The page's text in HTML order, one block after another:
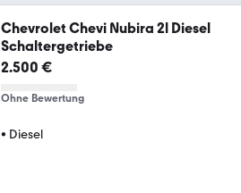
Chevrolet Chevi Nubira 2l Diesel
Schaltergetriebe
2.500 €
Ohne Bewertung
• Diesel